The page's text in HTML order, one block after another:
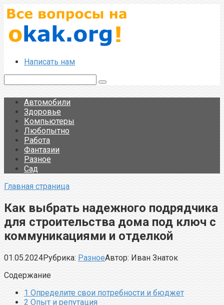
Перейти
к
контенту
Написать нам
Автомобили
Здоровье
Компьютеры
Любопытно
Работа
Фантазии
Разное
Сад
Главная страница
Как выбрать надежного подрядчика
для строительства дома под ключ с
коммуникациями и отделкой
01.05.2024Рубрика: РазноеАвтор: Иван Знаток
Содержание
1 Определите свои потребности и бюджет
2 Опыт и репутация